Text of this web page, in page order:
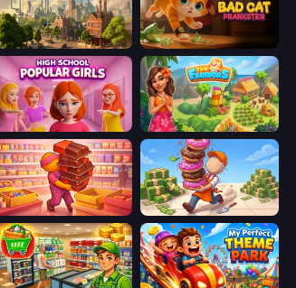
Steam City Bad Cat Prankster
The Farmers
Candy Packing Store Donut Place